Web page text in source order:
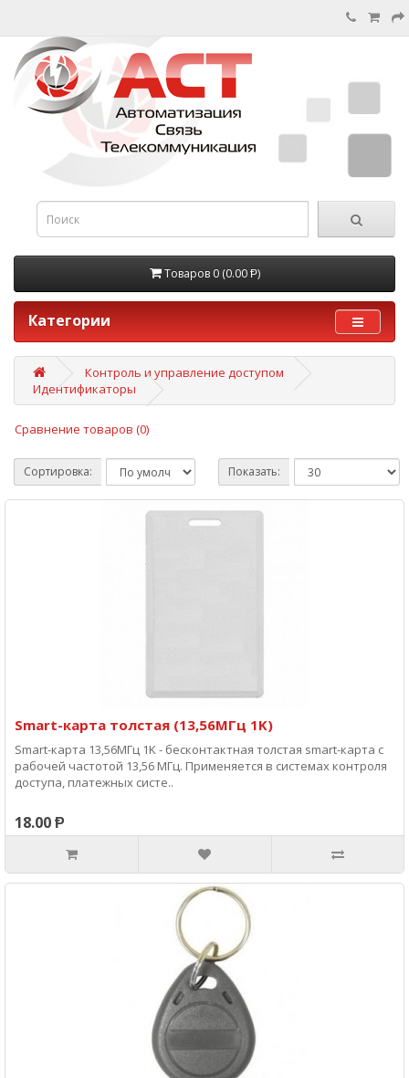
Товаров 0 (0.00 Ᵽ)
Категории
Контроль и управление доступом
Идентификаторы
Сравнение товаров (0)
Сортировка: Показать:
Smart-карта толстая (13,56МГц 1K)
Smart-карта 13,56МГц 1K - бесконтактная толстая smart-карта с
рабочей частотой 13,56 МГц. Применяется в системах контроля
доступа, платежных систе..
18.00 Ᵽ